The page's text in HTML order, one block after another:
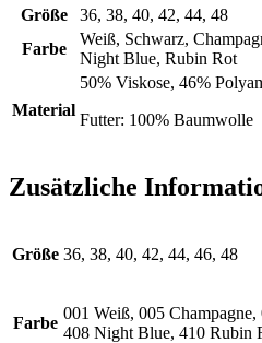
Größe
36, 38, 40, 42, 44, 48
Farbe
Weiß, Schwarz,
Night Blue, Rubin Rot
Material
50% Viskose, 46%
Futter: 100% Baumwolle
Zusätzliche
Größe 36, 38, 40, 42, 44, 46, 48
Farbe
001 Weiß, 005
408 Night Blue, 410 Rubin